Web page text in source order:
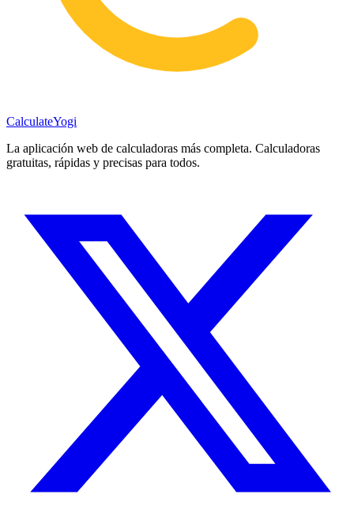
CalculateYogi
La aplicación web de calculadoras más completa. Calculadoras
gratuitas, rápidas y precisas para todos.